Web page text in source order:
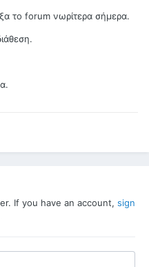
το forum νωρίτερα σήμερα.
If you have an account, sign